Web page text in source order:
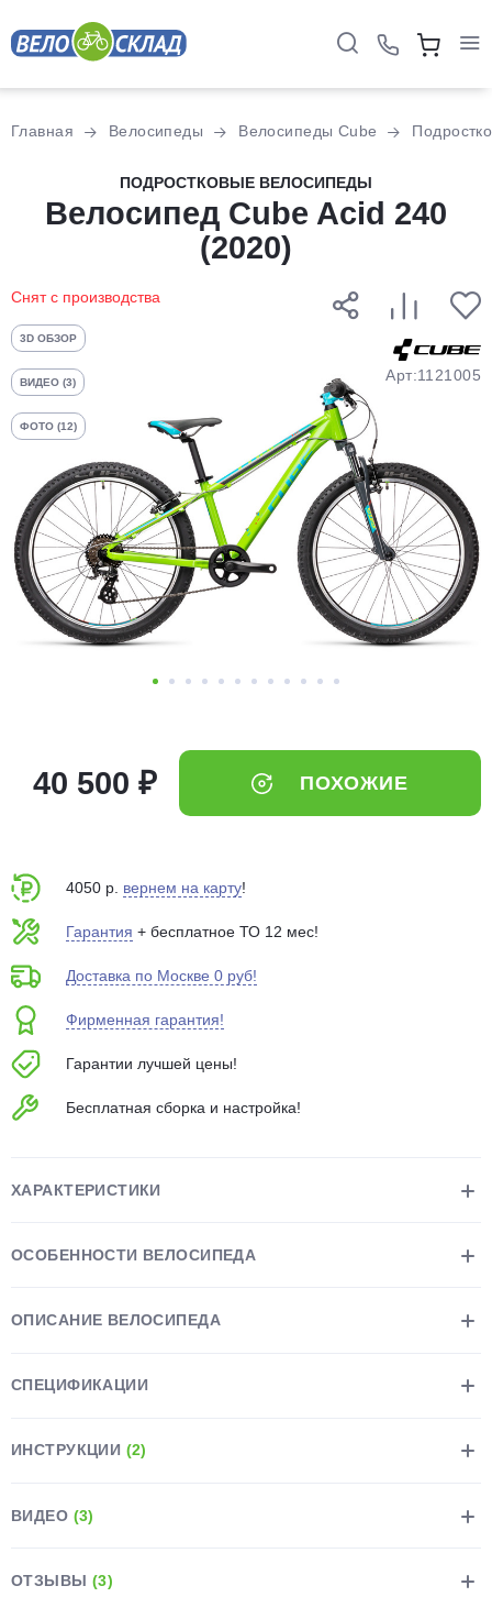
Главная Велосипеды Велосипеды Cube
ПОДРОСТКОВЫЕ ВЕЛОСИПЕДЫ
Велосипед Cube Acid 240
(2020)
Снят с производства
3D ОБЗОР
ВИДЕО (3)
ФОТО (12)
Арт:1121005
40 500 ₽ ПОХОЖИЕ
4050 р. вернем на карту!
Гарантия + бесплатное ТО 12 мес!
Доставка по Москве 0 руб!
Фирменная гарантия!
Гарантии лучшей цены!
Бесплатная сборка и настройка!
ХАРАКТЕРИСТИКИ
ОСОБЕННОСТИ ВЕЛОСИПЕДА
ОПИСАНИЕ ВЕЛОСИПЕДА
СПЕЦИФИКАЦИИ
ИНСТРУКЦИИ (2)
ВИДЕО (3)
ОТЗЫВЫ (3)
Разбейте
оплатуна части
без переплат
График платежей
25%
Добавляйте товары
в корзину
Оплачивайте сегодня только
25% картой любого банка
выбранный способом
75% будут
Подробнее
Остались вопросы?